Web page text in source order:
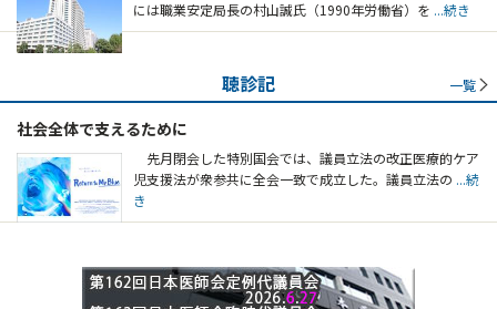
には職業安定局長の村山誠氏（1990年労働省）を ...続き
聴診記 一覧
社会全体で支えるために
先月閉会した特別国会では、議員立法の改正医療的ケア
児支援法が衆参共に全会一致で成立した。議員立法の ...続
き